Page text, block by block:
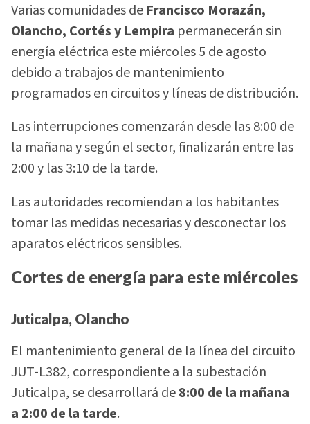
Varias comunidades de Francisco Morazán,
Olancho, Cortés y Lempira permanecerán sin
energía eléctrica este miércoles 5 de agosto
debido a trabajos de mantenimiento
programados en circuitos y líneas de distribución.
Las interrupciones comenzarán desde las 8:00 de
la mañana y según el sector, finalizarán entre las
2:00 y las 3:10 de la tarde.
Las autoridades recomiendan a los habitantes
tomar las medidas necesarias y desconectar los
aparatos eléctricos sensibles.
Cortes de energía para este miércoles
Juticalpa, Olancho
El mantenimiento general de la línea del circuito
JUT-L382, correspondiente a la subestación
Juticalpa, se desarrollará de8:00 de la mañana
a 2:00 de la tarde.